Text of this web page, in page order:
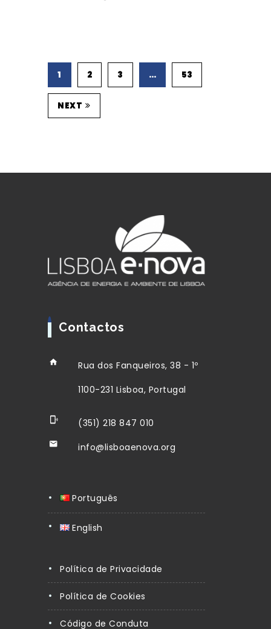
1 2 3 … 53
NEXT
Contactos
Rua dos Fanqueiros, 38 - 1º
1100-231 Lisboa, Portugal
(351) 218 847 010
info@lisboaenova.org
Português
English
Política de Privacidade
Política de Cookies
Código de Conduta